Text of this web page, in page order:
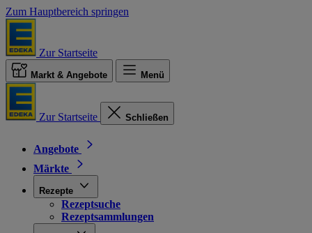
Zum Hauptbereich springen
Zur Startseite
Markt & Angebote Menü
Zur Startseite Schließen
Angebote
Märkte
Rezepte
Rezeptsuche
Rezeptsammlungen